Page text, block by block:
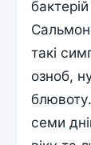
такі
озноб,
семи